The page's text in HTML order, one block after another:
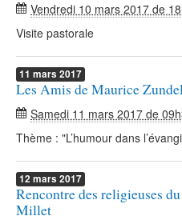
Vendredi 10 mars 2017 de
Visite pastorale
11 mars 2017
Les Amis de Maurice
Samedi 11 mars 2017 de
Thème : "L’humour dans
12 mars 2017
Rencontre des religieuses
Millet